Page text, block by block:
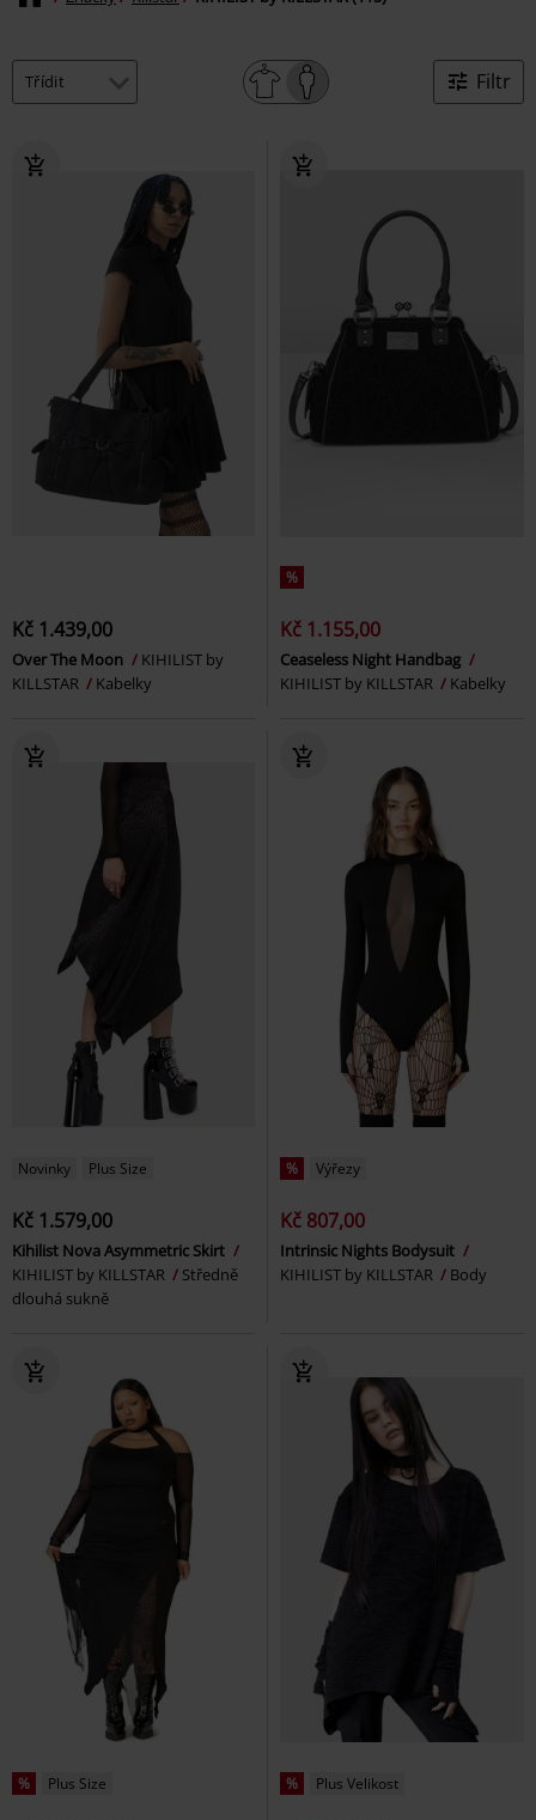
Filtr
Kč 1.439,00
Over The Moon
KIHILIST by
KILLSTAR
Kabelky
%
Kč 1.155,00
Ceaseless Night Handbag
KIHILIST by KILLSTAR
Kabelky
Novinky Plus Size
Kč 1.579,00
Kihilist Nova Asymmetric Skirt
KIHILIST by KILLSTAR
Středně
dlouhá sukně
% Výřezy
Kč 807,00
Intrinsic Nights Bodysuit
KIHILIST by KILLSTAR
Body
% Plus Size % Plus Velikost